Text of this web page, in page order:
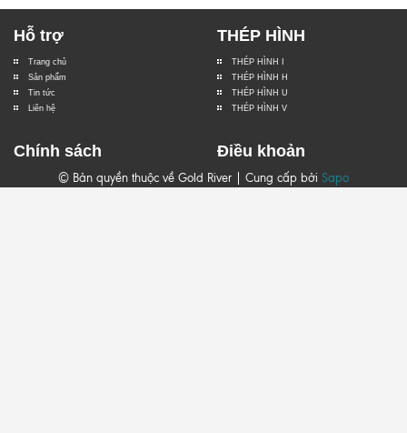
Hỗ trợ
Trang chủ
Sản phẩm
Tin tức
Liên hệ
THÉP HÌNH
THÉP HÌNH I
THÉP HÌNH H
THÉP HÌNH U
THÉP HÌNH V
Chính sách Điều khoản
© Bản quyền thuộc về Gold River | Cung cấp bởi Sapo